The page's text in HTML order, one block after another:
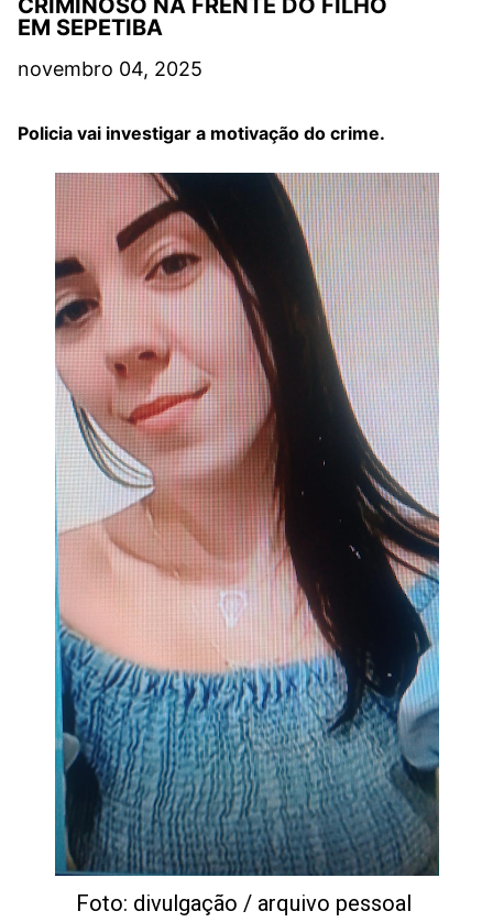
CRIMINOSO NA FRENTE DO FILHO
EM SEPETIBA
novembro 04, 2025
Policia vai investigar a motivação do crime.
Foto: divulgação / arquivo pessoal